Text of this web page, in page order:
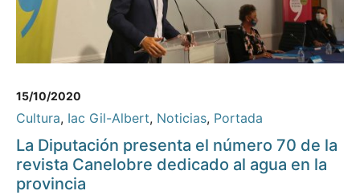
15/10/2020
Cultura, Iac Gil-Albert, Noticias, Portada
La Diputación presenta el número 70 de la
revista Canelobre dedicado al agua en la
provincia